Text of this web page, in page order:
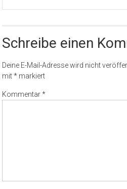
Schreibe einen
Deine E-Mail-Adresse wird nicht
mit* markiert
Kommentar*